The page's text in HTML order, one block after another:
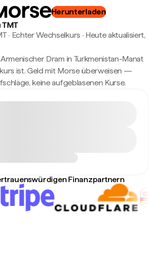
Herunterladen
TMT
· Echter Wechselkurs · Heute aktualisiert,
Dram in Turkmenistan-Manat
ist. Geld mit Morse überweisen —
keine aufgeblasenen Kurse.
Finanzpartnern